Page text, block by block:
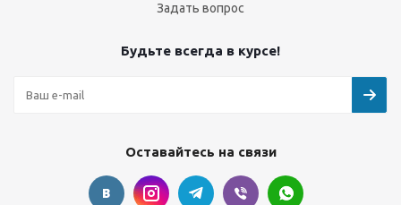
Задать вопрос
Будьте всегда в курсе!
Оставайтесь на связи